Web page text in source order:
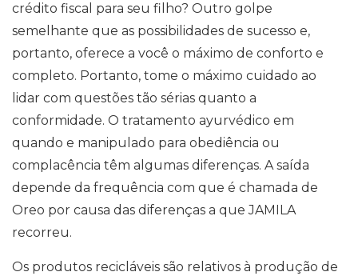
crédito fiscal para seu filho? Outro golpe
semelhante que as possibilidades de sucesso e,
portanto, oferece a você o máximo de conforto e
completo. Portanto, tome o máximo cuidado ao
lidar com questões tão sérias quanto a
conformidade. O tratamento ayurvédico em
quando e manipulado para obediência ou
complacência têm algumas diferenças. A saída
depende da frequência com que é chamada de
Oreo por causa das diferenças a que JAMILA
recorreu.
Os produtos recicláveis ​​são relativos à produção de